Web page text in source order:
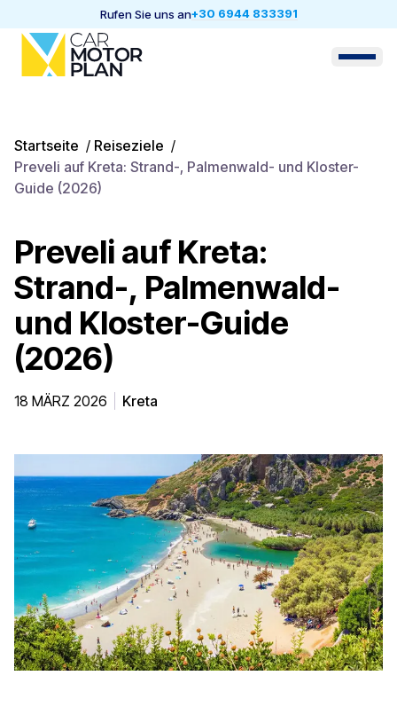
Rufen Sie uns an+30 6944 833391
Startseite / Reiseziele /
Preveli auf Kreta: Strand-, Palmenwald- und Kloster-
Guide (2026)
Preveli auf Kreta:
Strand-, Palmenwald-
und Kloster-Guide
(2026)
18 MÄRZ 2026 Kreta